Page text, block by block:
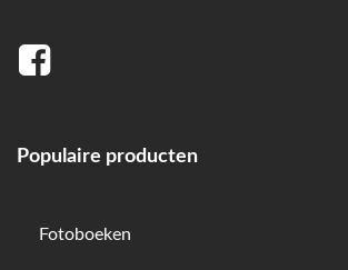
Populaire producten
Fotoboeken